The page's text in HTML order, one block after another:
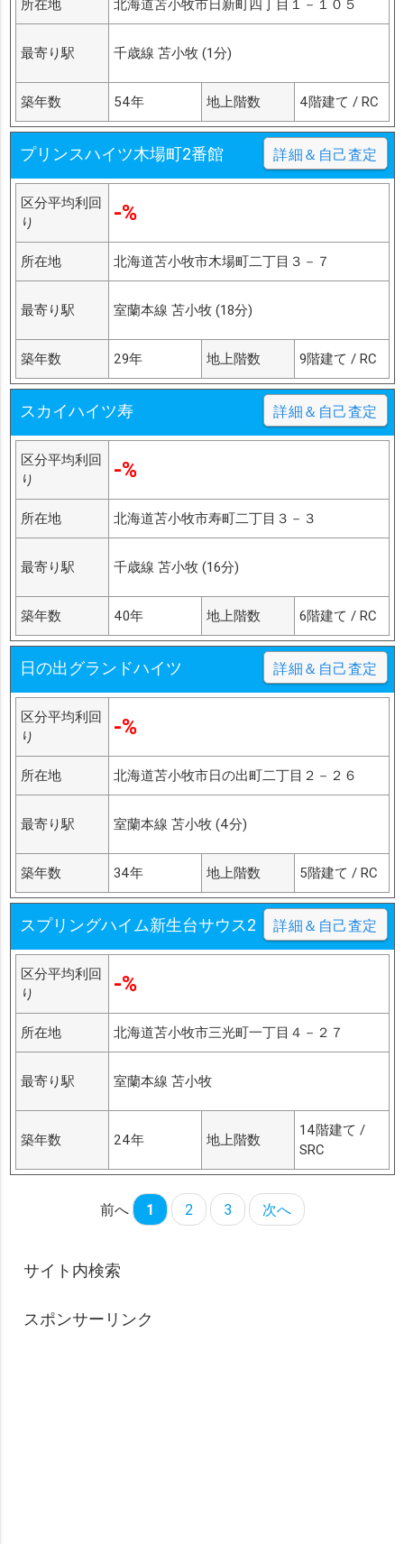
所在地 北海道苫小牧市日新町四丁目１－１０５
最寄り駅 千歳線 苫小牧 (1分)
築年数 54年 地上階数 4階建て / RC
プリンスハイツ木場町2番館 詳細＆自己査定
区分平均利回
り
-%
所在地 北海道苫小牧市木場町二丁目３－７
最寄り駅 室蘭本線 苫小牧 (18分)
築年数 29年 地上階数 9階建て / RC
スカイハイツ寿 詳細＆自己査定
区分平均利回
り
-%
所在地 北海道苫小牧市寿町二丁目３－３
最寄り駅 千歳線 苫小牧 (16分)
築年数 40年 地上階数 6階建て / RC
日の出グランドハイツ 詳細＆自己査定
区分平均利回
り
-%
所在地 北海道苫小牧市日の出町二丁目２－２６
最寄り駅 室蘭本線 苫小牧 (4分)
築年数 34年 地上階数 5階建て / RC
スプリングハイム新生台サウス2 詳細＆自己査定
区分平均利回
り
-%
所在地 北海道苫小牧市三光町一丁目４－２７
最寄り駅 室蘭本線 苫小牧
築年数 24年 地上階数
14階建て /
SRC
前へ 1 2 3 次へ
サイト内検索
スポンサーリンク